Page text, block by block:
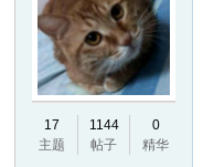
17
主题
1144
帖子
0
精华